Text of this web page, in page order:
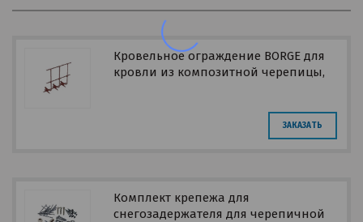
Кровельное ограждение BORGE для
кровли из композитной черепицы,
ЗАКАЗАТЬ
Комплект крепежа для
снегозадержателя для черепичной